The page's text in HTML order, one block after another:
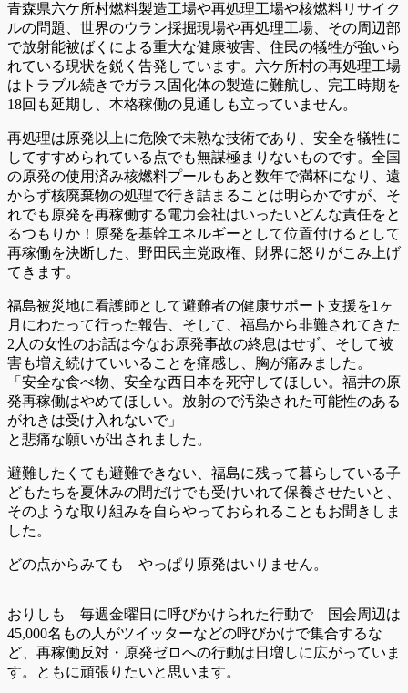
青森県六ケ所村燃料製造工場や再処理工場や核燃料リサイク
ルの問題、世界のウラン採掘現場や再処理工場、その周辺部
で放射能被ばくによる重大な健康被害、住民の犠牲が強いら
れている現状を鋭く告発しています。六ケ所村の再処理工場
はトラブル続きでガラス固化体の製造に難航し、完工時期を
18回も延期し、本格稼働の見通しも立っていません。
再処理は原発以上に危険で未熟な技術であり、安全を犠牲に
してすすめられている点でも無謀極まりないものです。全国
の原発の使用済み核燃料プールもあと数年で満杯になり、遠
からず核廃棄物の処理で行き詰まることは明らかですが、そ
れでも原発を再稼働する電力会社はいったいどんな責任をと
るつもりか！原発を基幹エネルギーとして位置付けるとして
再稼働を決断した、野田民主党政権、財界に怒りがこみ上げ
てきます。
福島被災地に看護師として避難者の健康サポート支援を1ヶ
月にわたって行った報告、そして、福島から非難されてきた
2人の女性のお話は今なお原発事故の終息はせず、そして被
害も増え続けていいることを痛感し、胸が痛みました。
「安全な食べ物、安全な西日本を死守してほしい。福井の原
発再稼働はやめてほしい。放射ので汚染された可能性のある
がれきは受け入れないで」
と悲痛な願いが出されました。
避難したくても避難できない、福島に残って暮らしている子
どもたちを夏休みの間だけでも受けいれて保養させたいと、
そのような取り組みを自らやっておられることもお聞きしま
した。
どの点からみても やっぱり原発はいりません。
おりしも 毎週金曜日に呼びかけられた行動で 国会周辺は
45,000名もの人がツイッターなどの呼びかけで集合するな
ど、再稼働反対・原発ゼロへの行動は日増しに広がっていま
す。ともに頑張りたいと思います。